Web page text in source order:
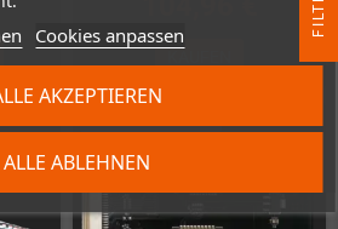
Cookies anpassen
ALLE ABLEHNEN
AKZEPTIEREN